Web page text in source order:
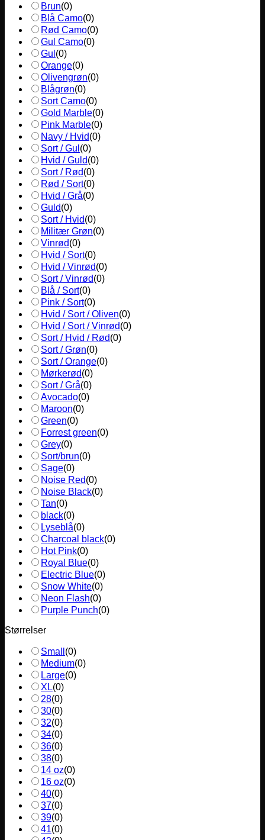
Brun(0)
Blå Camo(0)
Rød Camo(0)
Gul Camo(0)
Gul (0)
Orange(0)
Olivengrøn(0)
Blågrøn(0)
Sort Camo(0)
Gold Marble(0)
Pink Marble(0)
Navy / Hvid(0)
Sort / Gul (0)
Hvid / Guld(0)
Sort / Rød(0)
Rød / Sort(0)
Hvid / Grå(0)
Guld(0)
Sort / Hvid(0)
Militær Grøn(0)
Vinrød(0)
Hvid / Sort(0)
Hvid / Vinrød(0)
Sort / Vinrød(0)
Blå / Sort(0)
Pink / Sort(0)
Hvid / Sort / Oliven(0)
Hvid / Sort / Vinrød(0)
Sort / Hvid / Rød(0)
Sort / Grøn(0)
Sort / Orange(0)
Mørkerød(0)
Sort / Grå(0)
Avocado(0)
Maroon(0)
Green(0)
Forrest green(0)
Grey(0)
Sort/brun(0)
Sage(0)
Noise Red(0)
Noise Black(0)
Tan(0)
black(0)
Lyseblå(0)
Charcoal black(0)
Hot Pink(0)
Royal Blue(0)
Electric Blue(0)
Snow White(0)
Neon Flash(0)
Purple Punch(0)
Størrelser
Small (0)
Medium(0)
Large(0)
XL(0)
28(0)
30(0)
32(0)
34(0)
36(0)
38(0)
14 oz(0)
16 oz(0)
40(0)
37(0)
39(0)
41(0)